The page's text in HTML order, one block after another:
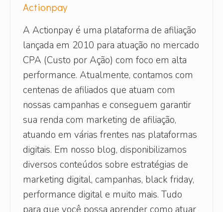
Actionpay
A Actionpay é uma plataforma de afiliação
lançada em 2010 para atuação no mercado
CPA (Custo por Ação) com foco em alta
performance. Atualmente, contamos com
centenas de afiliados que atuam com
nossas campanhas e conseguem garantir
sua renda com marketing de afiliação,
atuando em várias frentes nas plataformas
digitais. Em nosso blog, disponibilizamos
diversos conteúdos sobre estratégias de
marketing digital, campanhas, black friday,
performance digital e muito mais. Tudo